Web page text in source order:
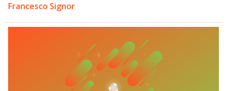
Francesco Signor